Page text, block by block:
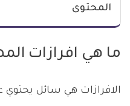
المحتوى
ما هي افرازات
الافرازات هي سائل يحتوي